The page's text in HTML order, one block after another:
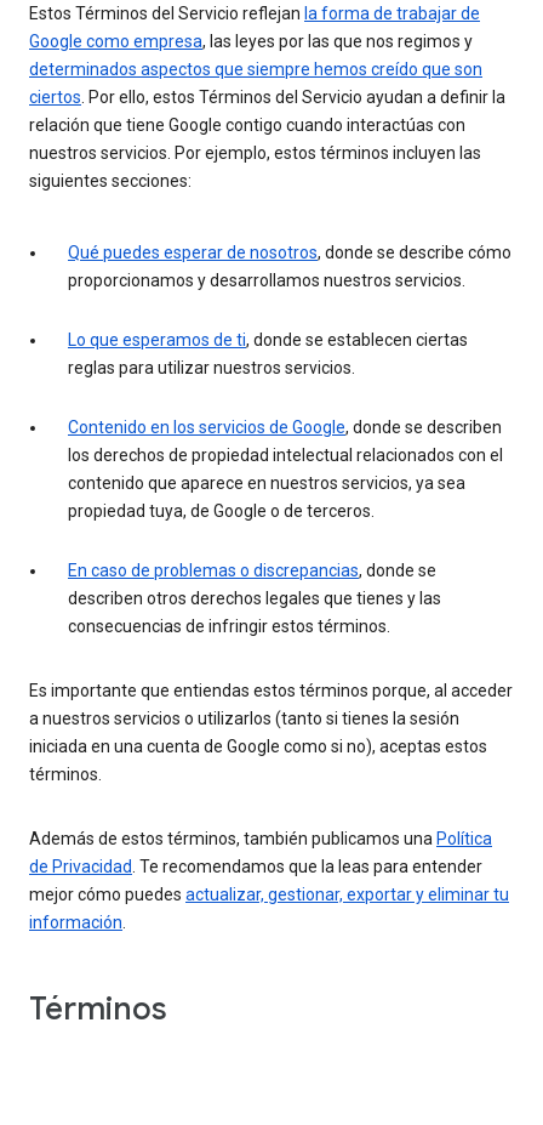
Estos Términos del Servicio reflejan la forma de trabajar de
Google como empresa, las leyes por las que nos regimos y
determinados aspectos que siempre hemos creído que son
ciertos . Por ello, estos Términos del Servicio ayudan a definir la
relación que tiene Google contigo cuando interactúas con
nuestros servicios. Por ejemplo, estos términos incluyen las
siguientes secciones:
Qué puedes esperar de nosotros, donde se describe cómo
proporcionamos y desarrollamos nuestros servicios.
Lo que esperamos de ti, donde se establecen ciertas
reglas para utilizar nuestros servicios.
Contenido en los servicios de Google, donde se describen
los derechos de propiedad intelectual relacionados con el
contenido que aparece en nuestros servicios, ya sea
propiedad tuya, de Google o de terceros.
En caso de problemas o discrepancias, donde se
describen otros derechos legales que tienes y las
consecuencias de infringir estos términos.
Es importante que entiendas estos términos porque, al acceder
a nuestros servicios o utilizarlos (tanto si tienes la sesión
iniciada en una cuenta de Google como si no), aceptas estos
términos.
Además de estos términos, también publicamos una Política
de Privacidad . Te recomendamos que la leas para entender
mejor cómo puedes actualizar, gestionar, exportar y eliminar tu
información
Términos